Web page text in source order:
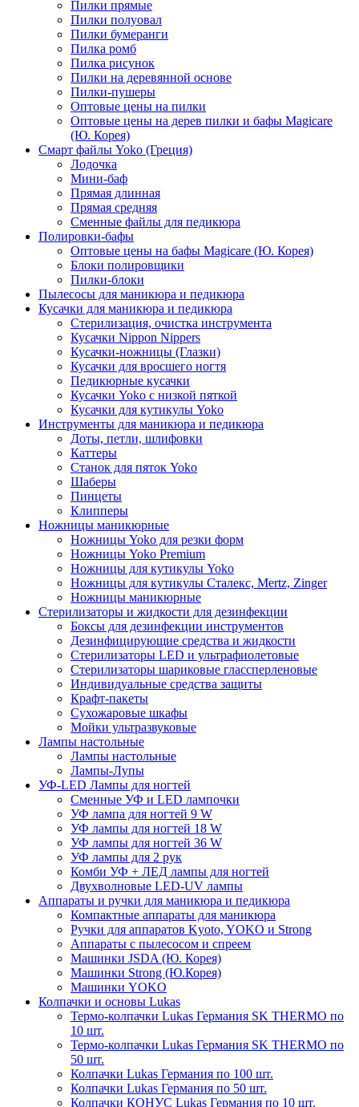
Пилки прямые
Пилки полуовал
Пилки бумеранги
Пилка ромб
Пилка рисунок
Пилки на деревянной основе
Пилки-пушеры
Оптовые цены на пилки
Оптовые цены на дерев пилки и бафы Magicare
(Ю. Корея)
Смарт файлы Yoko (Греция)
Лодочка
Мини-баф
Прямая длинная
Прямая средняя
Сменные файлы для педикюра
Полировки-бафы
Оптовые цены на бафы Magicare (Ю. Корея)
Блоки полировщики
Пилки-блоки
Пылесосы для маникюра и педикюра
Кусачки для маникюра и педикюра
Стерилизация, очистка инструмента
Кусачки Nippon Nippers
Кусачки-ножницы (Глазки)
Кусачки для вросшего ногтя
Педикюрные кусачки
Кусачки Yoko с низкой пяткой
Кусачки для кутикулы Yoko
Инструменты для маникюра и педикюра
Доты, петли, шлифовки
Каттеры
Станок для пяток Yoko
Шаберы
Пинцеты
Клипперы
Ножницы маникюрные
Ножницы Yoko для резки форм
Ножницы Yoko Premium
Ножницы для кутикулы Yoko
Ножницы для кутикулы Сталекс, Mertz, Zinger
Ножницы маникюрные
Стерилизаторы и жидкости для дезинфекции
Боксы для дезинфекции инструментов
Дезинфицирующие средства и жидкости
Стерилизаторы LED и ультрафиолетовые
Стерилизаторы шариковые глассперленовые
Индивидуальные средства защиты
Крафт-пакеты
Сухожаровые шкафы
Мойки ультразвуковые
Лампы настольные
Лампы настольные
Лампы-Лупы
УФ-LED Лампы для ногтей
Сменные УФ и LED лампочки
УФ лампа для ногтей 9 W
УФ лампы для ногтей 18 W
УФ лампы для ногтей 36 W
УФ лампы для 2 рук
Комби УФ + ЛЕД лампы для ногтей
Двухволновые LED-UV лампы
Аппараты и ручки для маникюра и педикюра
Компактные аппараты для маникюра
Ручки для аппаратов Kyoto, YOKO и Strong
Аппараты с пылесосом и спреем
Машинки JSDA (Ю. Корея)
Машинки Strong (Ю.Корея)
Машинки YOKO
Колпачки и основы Lukas
Термо-колпачки Lukas Германия SK THERMO по
10 шт.
Термо-колпачки Lukas Германия SK THERMO по
50 шт.
Колпачки Lukas Германия по 100 шт.
Колпачки Lukas Германия по 50 шт.
Колпачки КОНУС Lukas Германия по 10 шт.